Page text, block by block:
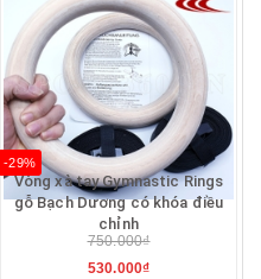
-29%
Vòng xà tay Gymnastic Rings
gỗ Bạch Dương có khóa điều
chỉnh
750.000₫
530.000₫